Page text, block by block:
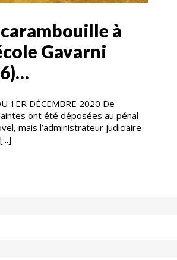
à
Gavarni
1ER DÉCEMBRE 2020 De
ont été déposées au pénal
mais l’administrateur judiciaire